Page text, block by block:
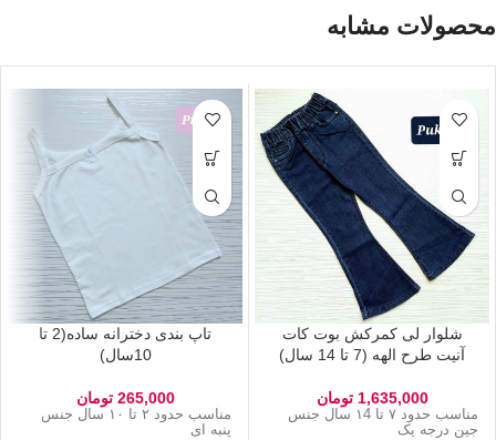
محصولات مشابه
شلوار لی کمرکش بوت کات
آنیت طرح الهه (7 تا 14 سال)
1,635,000 تومان
مناسب حدود ۷ تا ۱4 سال جنس
جین درجه یک
تاپ بندی دخترانه ساده(2 تا
10سال)
265,000 تومان
مناسب حدود ۲ تا ۱۰ سال جنس
پنبه ای